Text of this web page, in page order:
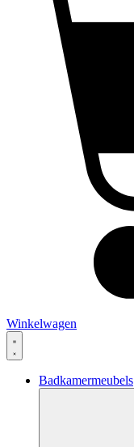
Winkelwagen
Badkamermeubels